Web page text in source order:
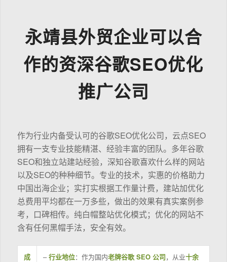
永靖县外贸企业可以合
作的资深谷歌SEO优化
推广公司
作为行业内备受认可的谷歌SEO优化公司，云点SEO
拥有一支专业技能精湛、经验丰富的团队。多年谷歌
SEO和独立站建站经验，深知谷歌喜欢什么样的网站
以及SEO的种种细节。专业的技术，实惠的价格助力
中国出海企业；实打实根据工作量计费，建站加优化
总费用平均都在一万多些，做出的效果有真实案例参
考，口碑相传。纯白帽整站优化模式；优化的网站不
含有任何黑帽手法，安全有效。
成
–行业地位：作为国内老牌谷歌 SEO 公司，从业十余